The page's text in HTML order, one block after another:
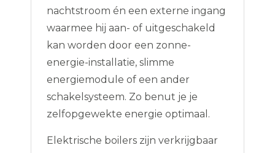
nachtstroom én een externe ingang
waarmee hij aan- of uitgeschakeld
kan worden door een zonne-
energie-installatie, slimme
energiemodule of een ander
schakelsysteem. Zo benut je je
zelfopgewekte energie optimaal.
Elektrische boilers zijn verkrijgbaar